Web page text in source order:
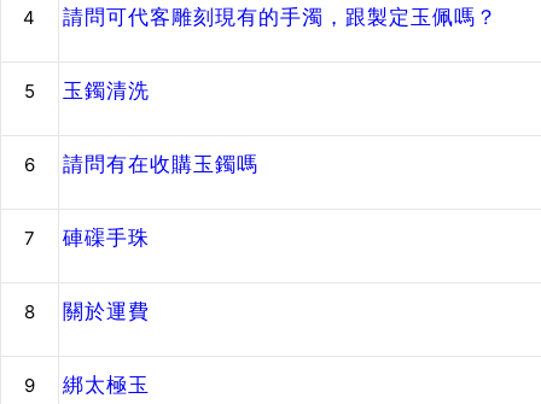
4 請問可代客雕刻現有的手濁，跟製定玉佩嗎？
5 玉鐲清洗
6 請問有在收購玉鐲嗎
7 硨磲手珠
8 關於運費
9 綁太極玉